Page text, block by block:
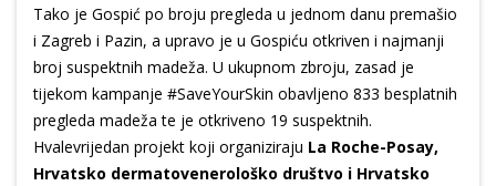
Tako je Gospić po broju pregleda u jednom danu premašio
i Zagreb i Pazin, a upravo je u Gospiću otkriven i najmanji
broj suspektnih madeža. U ukupnom zbroju, zasad je
tijekom kampanje #SaveYourSkin obavljeno 833 besplatnih
pregleda madeža te je otkriveno 19 suspektnih.
Hvalevrijedan projekt koji organiziraju La Roche-Posay,
Hrvatsko dermatovenerološko društvo i Hrvatsko